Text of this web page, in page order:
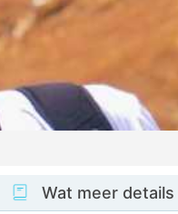
Wat meer details